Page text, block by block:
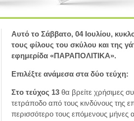
Aυτό το Σάββατο, 04 Ιουλίου,
τους φίλους του σκύλου και της
εφημερίδα «ΠΑΡΑΠΟΛΙΤΙΚΑ».
Επιλέξτε ανάμεσα στα δύο τεύχη:
Στο τεύχος 13 θα βρείτε χρήσιμες
τετράποδο από τους κινδύνους της
περισσότερο τους επόμενους